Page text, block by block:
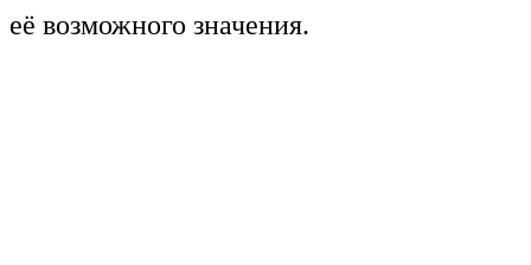
её возможного значения.